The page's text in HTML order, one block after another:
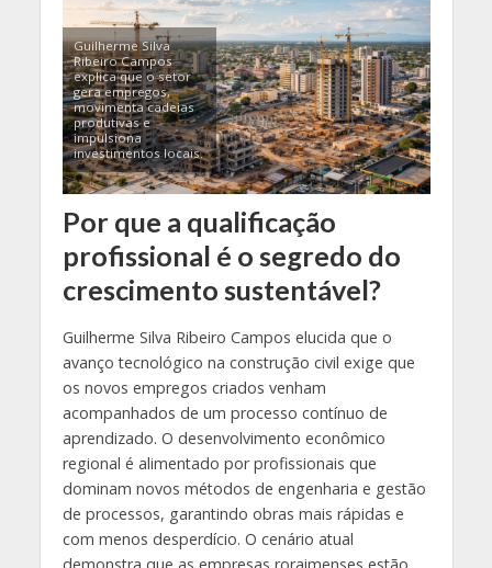
Guilherme Silva
Ribeiro Campos
explica que o setor
gera empregos,
movimenta cadeias
produtivas e
impulsiona
investimentos locais.
Por que a qualificação
profissional é o segredo do
crescimento sustentável?
Guilherme Silva Ribeiro Campos elucida que o
avanço tecnológico na construção civil exige que
os novos empregos criados venham
acompanhados de um processo contínuo de
aprendizado. O desenvolvimento econômico
regional é alimentado por profissionais que
dominam novos métodos de engenharia e gestão
de processos, garantindo obras mais rápidas e
com menos desperdício. O cenário atual